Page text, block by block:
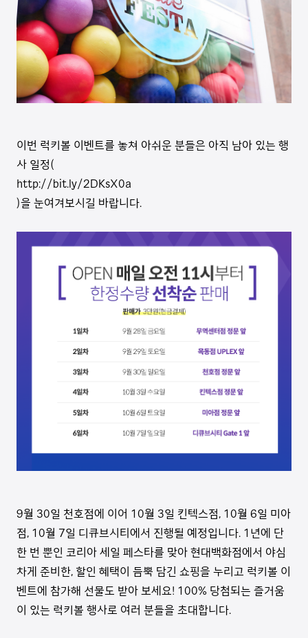
이번 럭키볼 이벤트를 놓쳐 아쉬운 분들은 아직 남아 있는 행
사 일정(
http://bit.ly/2DKsX0a
)을 눈여겨보시길 바랍니다.
9월 30일 천호점에 이어 10월 3일 킨텍스점, 10월 6일 미아
점, 10월 7일 디큐브시티에서 진행될 예정입니다. 1 년에 단
한 번 뿐인 코리아 세일 페스타를 맞아 현대백화점에서 야심
차게 준비한, 할인 혜택이 듬뿍 담긴 쇼핑을 누리고 럭키볼 이
벤트에 참가해 선물도 받아 보세요! 100% 당첨되는 즐거움
이 있는 럭키볼 행사로 여러 분들을 초대합니다.